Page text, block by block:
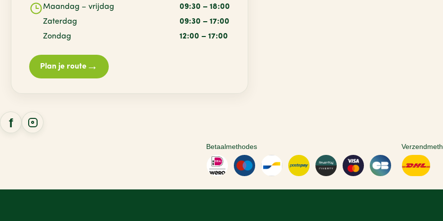
Maandag – vrijdag
09:30 – 18:00
Zaterdag
09:30 – 17:00
Zondag
12:00 – 17:00
Plan je route →
Betaalmethodes